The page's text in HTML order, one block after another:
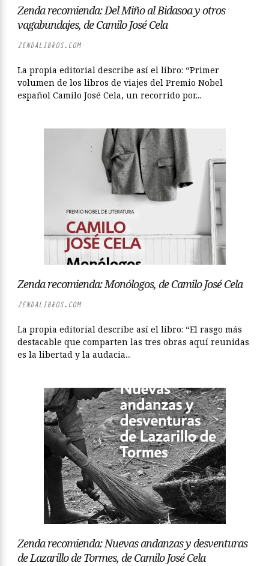
Zenda recomienda: Del Miño al Bidasoa y otros
vagabundajes, de Camilo José Cela
ZENDALIBROS.COM
La propia editorial describe así el libro: “Primer
volumen de los libros de viajes del Premio Nobel
español Camilo José Cela, un recorrido por...
Zenda recomienda: Monólogos, de Camilo José Cela
ZENDALIBROS.COM
La propia editorial describe así el libro: “El rasgo más
destacable que comparten las tres obras aquí reunidas
es la libertad y la audacia...
Zenda recomienda: Nuevas andanzas y desventuras
de Lazarillo de Tormes, de Camilo José Cela